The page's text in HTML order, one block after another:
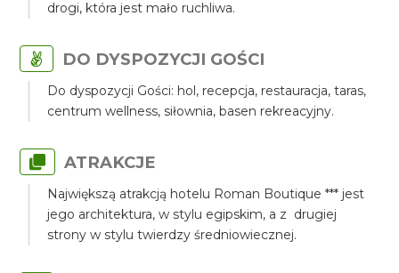
drogi, która jest mało ruchliwa.
DO DYSPOZYCJI GOŚCI
Do dyspozycji Gości: hol, recepcja, restauracja, taras,
centrum wellness, siłownia, basen rekreacyjny.
ATRAKCJE
Największą atrakcją hotelu Roman Boutique *** jest
jego architektura, w stylu egipskim, a z drugiej
strony w stylu twierdzy średniowiecznej.